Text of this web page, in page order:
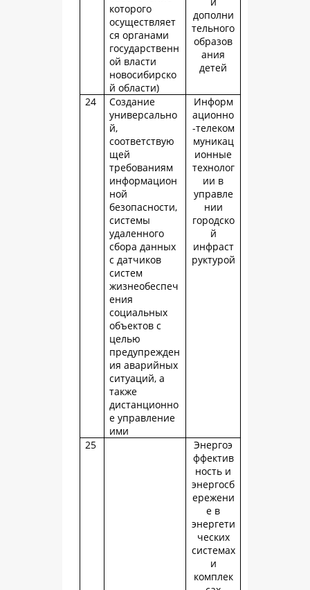
которого
осуществляет
ся органами
государственн
ой власти
новосибирско
й области)
дополни
тельного
образов
ания
детей
24
Создание
универсально
й,
соответствую
щей
требованиям
информацион
ной
безопасности,
системы
удаленного
сбора данных
с датчиков
систем
жизнеобеспеч
ения
социальных
объектов с
целью
предупрежден
ия аварийных
ситуаций, а
также
дистанционно
е управление
ими
Информ
ационно
-телеком
муникац
ионные
технолог
ии в
управле
нии
городско
й
инфраст
руктурой
25
Энергоэ
ффектив
ность и
энергосб
ережени
е в
энергети
ческих
системах
и
комплек